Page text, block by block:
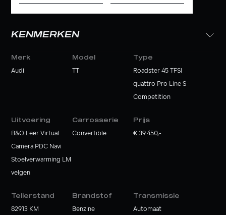
KENMERKEN
Merk
Audi
Model Type
Roadster 45 TFSI
quattro Pro Line S
Competition
Uitvoering
B&O Leer Virtual
Camera PDC Navi
Stoelverwarming LM
velgen
Carrosserie
Convertible
Prijs
€ 39.450,-
Tellerstand
82913 KM
Brandstof
Benzine
Transmissie
Automaat